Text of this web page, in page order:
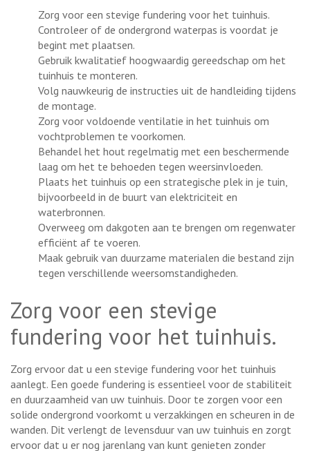
Zorg voor een stevige fundering voor het tuinhuis.
Controleer of de ondergrond waterpas is voordat je
begint met plaatsen.
Gebruik kwalitatief hoogwaardig gereedschap om het
tuinhuis te monteren.
Volg nauwkeurig de instructies uit de handleiding tijdens
de montage.
Zorg voor voldoende ventilatie in het tuinhuis om
vochtproblemen te voorkomen.
Behandel het hout regelmatig met een beschermende
laag om het te behoeden tegen weersinvloeden.
Plaats het tuinhuis op een strategische plek in je tuin,
bijvoorbeeld in de buurt van elektriciteit en
waterbronnen.
Overweeg om dakgoten aan te brengen om regenwater
efficiënt af te voeren.
Maak gebruik van duurzame materialen die bestand zijn
tegen verschillende weersomstandigheden.
Zorg voor een stevige
fundering voor het tuinhuis.
Zorg ervoor dat u een stevige fundering voor het tuinhuis
aanlegt. Een goede fundering is essentieel voor de stabiliteit
en duurzaamheid van uw tuinhuis. Door te zorgen voor een
solide ondergrond voorkomt u verzakkingen en scheuren in de
wanden. Dit verlengt de levensduur van uw tuinhuis en zorgt
ervoor dat u er nog jarenlang van kunt genieten zonder